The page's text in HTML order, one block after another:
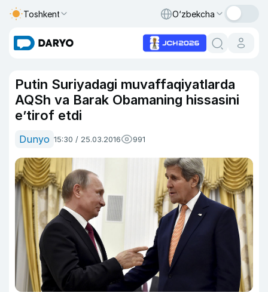
Toshkent O‘zbekcha
Putin Suriyadagi muvaffaqiyatlarda
AQSh va Barak Obamaning hissasini
e’tirof etdi
Dunyo 15:30 / 25.03.2016 991